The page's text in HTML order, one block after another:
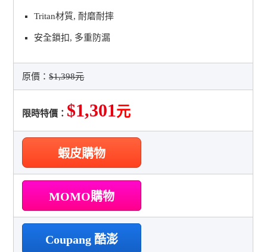
Tritan材質, 耐磨耐摔
安全鎖扣, 多重防漏
原價：$1,398元
限時特價： $1,301元
蝦皮購物
MOMO購物
Coupang 酷澎